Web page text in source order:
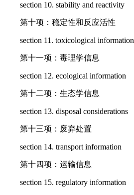
section 10. stability and reactivity
第十项：稳定性和反应活性
section 11. toxicological information
第十一项：毒理学信息
section 12. ecological information
第十二项：生态学信息
section 13. disposal considerations
第十三项：废弃处置
section 14. transport information
第十四项：运输信息
section 15. regulatory information